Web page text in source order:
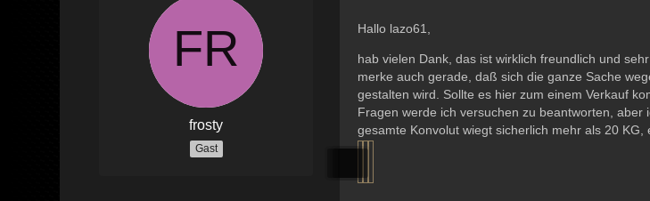
frosty
Gast
Hallo lazo61,
hab vielen Dank, das ist wirklich freundlich und
merke auch gerade, daß sich die ganze Sache
gestalten wird. Sollte es hier zum einem Verkauf
Fragen werde ich versuchen zu beantworten,
gesamte Konvolut wiegt sicherlich mehr als 20